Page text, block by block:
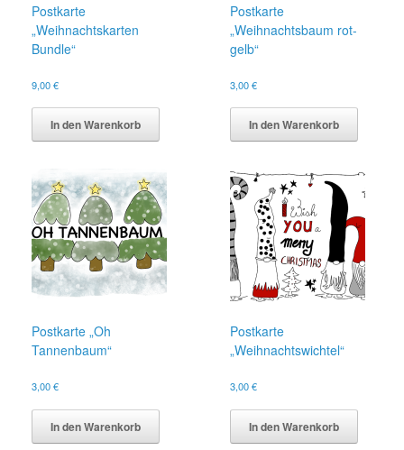
Postkarte
„Weihnachtskarten
Bundle“
9,00€
In den Warenkorb
Postkarte
„Weihnachtsbaum rot-
gelb“
3,00€
In den Warenkorb
Postkarte „Oh
Tannenbaum“
3,00€
In den Warenkorb
Postkarte
„Weihnachtswichtel“
3,00€
In den Warenkorb